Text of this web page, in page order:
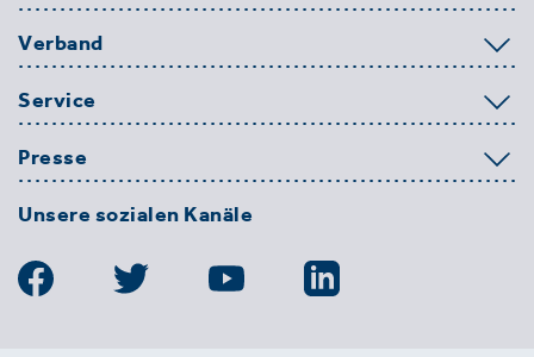
Verband
Service
Presse
Unsere sozialen Kanäle